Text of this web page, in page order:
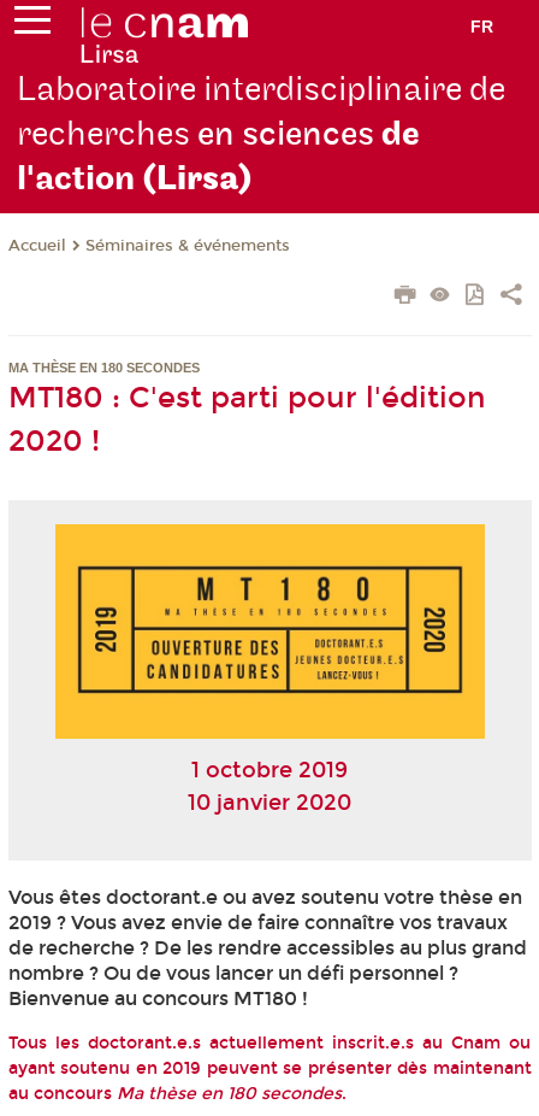
FR
Laboratoire interdisciplinaire de
recherches en sciencesde
l'action (Lirsa)
Accueil Séminaires & événements
MA THÈSE EN 180 SECONDES
MT180 : C'est parti pour l'édition
2020 !
1 octobre 2019
10 janvier 2020
Vous êtes doctorant.e ou avez soutenu votre thèse en
2019 ? Vous avez envie de faire connaître vos travaux
de recherche ? De les rendre accessibles au plus grand
nombre ? Ou de vous lancer un défi personnel ?
Bienvenue au concours MT180 !
Tous les doctorant.e.s actuellement inscrit.e.s au Cnam ou
ayant soutenu en 2019 peuvent se présenter dès maintenant
au concours Ma thèse en 180 secondes.